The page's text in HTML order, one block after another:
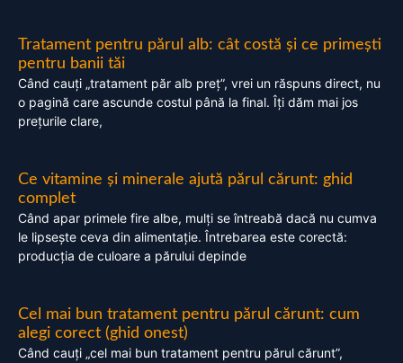
Tratament pentru părul alb: cât costă și ce primești
pentru banii tăi
Când cauți „tratament păr alb preț”, vrei un răspuns direct, nu
o pagină care ascunde costul până la final. Îți dăm mai jos
prețurile clare,
Ce vitamine și minerale ajută părul cărunt: ghid
complet
Când apar primele fire albe, mulți se întreabă dacă nu cumva
le lipsește ceva din alimentație. Întrebarea este corectă:
producția de culoare a părului depinde
Cel mai bun tratament pentru părul cărunt: cum
alegi corect (ghid onest)
Când cauți „cel mai bun tratament pentru părul cărunt”,